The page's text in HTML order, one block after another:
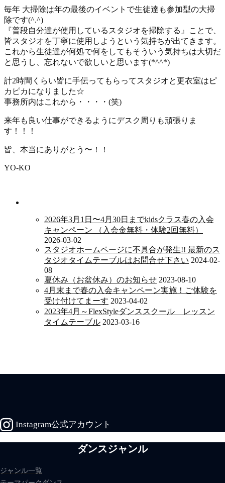
毎年 大掃除は年の最後のイベントで生徒達も参加型の大掃
除です(^.^)
『普段自分達が使用しているスタジオを掃除する』ことで、
皆スタジオを丁寧に使用しようという気持ちが出てきます。
これから生徒達が何処で何をしてもそういう気持ちは大切だ
と思うし、忘れないで欲しいと思います(*^^*)
計2時間くらい皆に手伝ってもらってスタジオと更衣室はピ
カピカになりました☆
事務所内はこれから・・・・(笑)
来年も良い仕事ができるようにデスク周りも頑張りま
す！！！
皆、本当にありがとう〜！！
YO-KO
2026年3月1日〜4月30日までkidsクラス春の入会
キャンペーン （入会金無料・体験2回無料）
2026-03-02
スタジオホームページに不具合が発生!! 最新のス
タジオタイムテーブルはお問合せ下さい 2024-02-
08
夏休み（お盆休み）のお知らせ 2023-08-10
4月末まで春の入会キャンペーン実施！ご体験を
受け付けてまーす 2023-04-02
2023年4月～FlexStyleダンススクール レッスン
タイムテーブル 2023-03-16
Instagram公式アカウント
ダンスジャンル
ジャンル一覧